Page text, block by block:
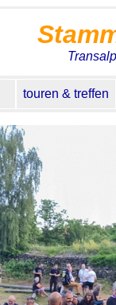
touren & treffen